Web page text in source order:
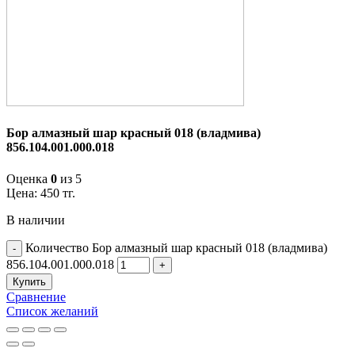
Бор алмазный шар красный 018 (владмива)
856.104.001.000.018
Оценка 0 из 5
Цена: 450 тг.
В наличии
Количество Бор алмазный шар красный 018 (владмива)
856.104.001.000.018
Купить
Сравнение
Список желаний